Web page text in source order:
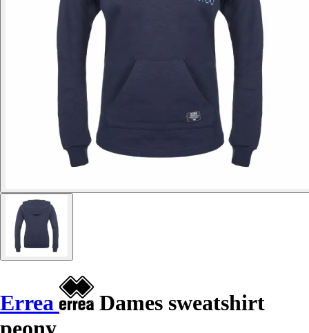
Errea
Dames sweatshirt